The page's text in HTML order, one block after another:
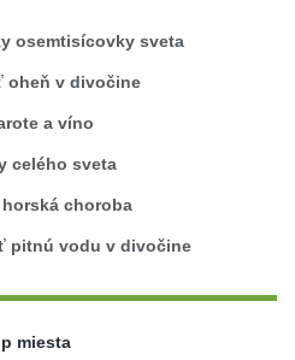
osemtisícovky sveta
oheň v divočine
a víno
celého sveta
choroba
pitnú vodu v divočine
miesta